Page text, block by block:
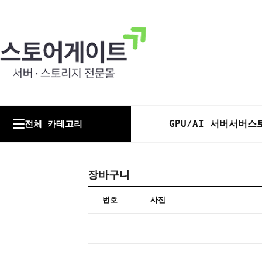
전체 카테고리 GPU/AI 서버서버스
장바구니
번호 사진